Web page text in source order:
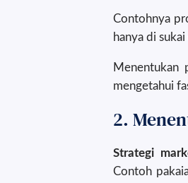
Contohnya
hanya di
Menentukan
mengetahui
2.
Strategi
Contoh